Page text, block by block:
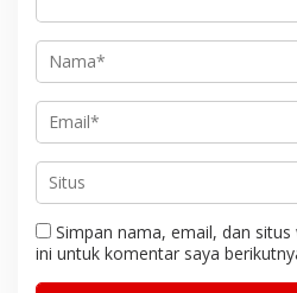
Simpan nama, email, dan
ini untuk komentar saya